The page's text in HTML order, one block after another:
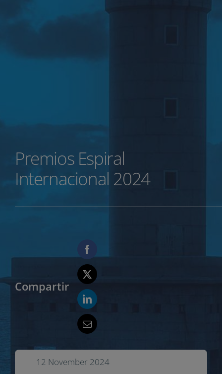
Premios Espiral
Internacional 2024
Compartir
12 November 2024